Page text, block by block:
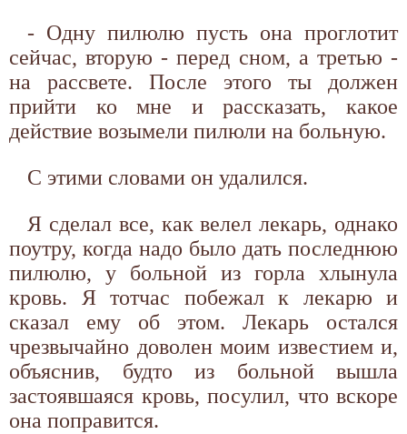
- Одну пилюлю пусть она проглотит
сейчас, вторую - перед сном, а третью -
на рассвете. После этого ты должен
прийти ко мне и рассказать, какое
действие возымели пилюли на больную.
С этими словами он удалился.
Я сделал все, как велел лекарь, однако
поутру, когда надо было дать последнюю
пилюлю, у больной из горла хлынула
кровь. Я тотчас побежал к лекарю и
сказал ему об этом. Лекарь остался
чрезвычайно доволен моим известием и,
объяснив, будто из больной вышла
застоявшаяся кровь, посулил, что вскоре
она поправится.